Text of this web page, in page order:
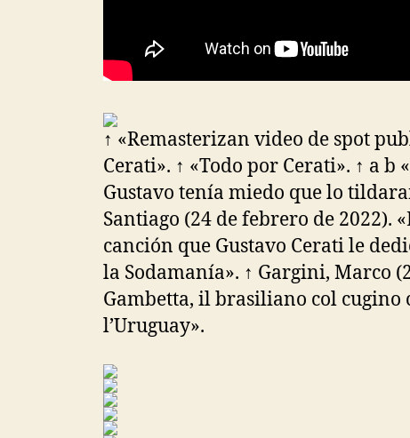
↑ «Remasterizan video de spot
Cerati». ↑ «Todo por Cerati». ↑ a b
Gustavo tenía miedo que lo
Santiago (24 de febrero de 2022).
canción que Gustavo Cerati le
la Sodamanía». ↑ Gargini, Marco
Gambetta, il brasiliano col cugino
l’Uruguay».